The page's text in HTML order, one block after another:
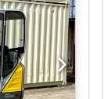
* Video
+ 19%
For
Whats
Garantie,
?